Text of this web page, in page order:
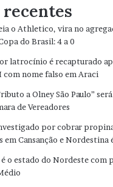
recentes
o Athletico, vira no
do Brasil: 4 a 0
latrocínio é recapturado
com nome falso em Araci
a Olney São Paulo”
de Vereadores
por cobrar
em Cansanção e Nordestina
o estado do Nordeste com